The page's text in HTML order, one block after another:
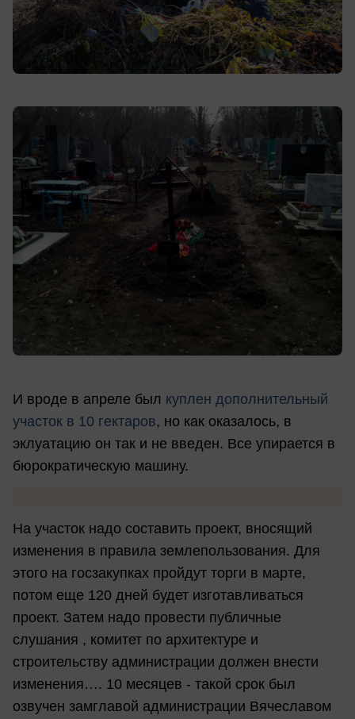
И вроде в апреле был куплен дополнительный
участок в 10 гектаров, но как оказалось, в
эклуатацию он так и не введен. Все упирается в
бюрократическую машину.
На участок надо составить проект, вносящий
изменения в правила землепользования. Для
этого на госзакупках пройдут торги в марте,
потом еще 120 дней будет изготавливаться
проект. Затем надо провести публичные
слушания , комитет по архитектуре и
строительству администрации должен внести
изменения…. 10 месяцев - такой срок был
озвучен замглавой администрации Вячеславом